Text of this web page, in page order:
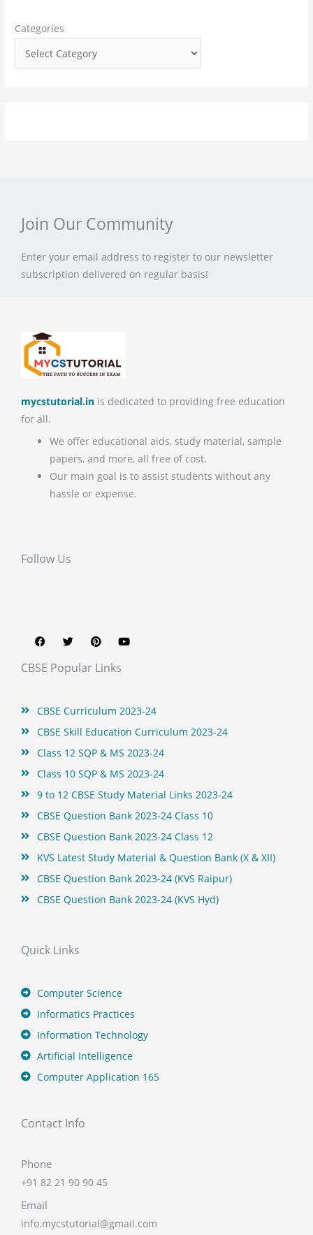
o
:
Categories
Join Our Community
Enter your email address to register to our newsletter
subscription delivered on regular basis!
mycstutorial.in is dedicated to providing free education
for all.
We offer educational aids, study material, sample
papers, and more, all free of cost.
Our main goal is to assist students without any
hassle or expense.
Follow Us
c
e
o
i
t
e
n
t
r
u
t
CBSE Popular Links
CBSE Curriculum 2023-24
CBSE Skill Education Curriculum 2023-24
Class 12 SQP & MS 2023-24
Class 10 SQP & MS 2023-24
9 to 12 CBSE Study Material Links 2023-24
CBSE Question Bank 2023-24 Class 10
CBSE Question Bank 2023-24 Class 12
KVS Latest Study Material & Question Bank (X & XII)
CBSE Question Bank 2023-24 (KVS Raipur)
CBSE Question Bank 2023-24 (KVS Hyd)
Quick Links
Computer Science
Informatics Practices
Information Technology
Artificial Intelligence
Computer Application 165
Contact Info
Phone
+91 82 21 90 90 45
Email
info.mycstutorial@gmail.com